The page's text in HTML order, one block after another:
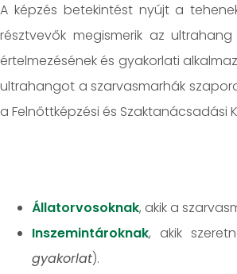
A képzés betekintést nyújt a
résztvevők megismerik az
értelmezésének és gyakorlati
ultrahangot a szarvasmarhák
a Felnőttképzési és Szaktanácsadási
Állatorvosoknak, akik a
Inszemintároknak, akik
gyakorlat).